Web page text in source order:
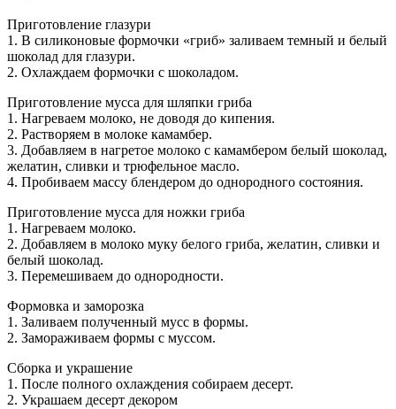
Приготовление глазури
1. В силиконовые формочки «гриб» заливаем темный и белый
шоколад для глазури.
2. Охлаждаем формочки с шоколадом.
Приготовление мусса для шляпки гриба
1. Нагреваем молоко, не доводя до кипения.
2. Растворяем в молоке камамбер.
3. Добавляем в нагретое молоко с камамбером белый шоколад,
желатин, сливки и трюфельное масло.
4. Пробиваем массу блендером до однородного состояния.
Приготовление мусса для ножки гриба
1. Нагреваем молоко.
2. Добавляем в молоко муку белого гриба, желатин, сливки и
белый шоколад.
3. Перемешиваем до однородности.
Формовка и заморозка
1. Заливаем полученный мусс в формы.
2. Замораживаем формы с муссом.
Сборка и украшение
1. После полного охлаждения собираем десерт.
2. Украшаем десерт декором